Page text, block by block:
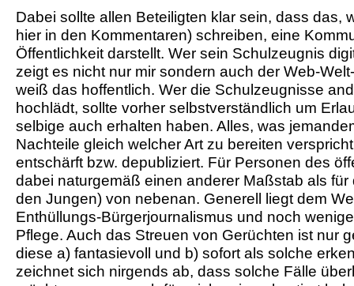
Dabei sollte allen Beteiligten klar sein, dass das,
hier in den Kommentaren) schreiben, eine
Öffentlichkeit darstellt. Wer sein Schulzeugnis
zeigt es nicht nur mir sondern auch der Web-
weiß das hoffentlich. Wer die Schulzeugnisse
hochlädt, sollte vorher selbstverständlich um
selbige auch erhalten haben. Alles, was
Nachteile gleich welcher Art zu bereiten
entschärft bzw. depubliziert. Für Personen des
dabei naturgemäß einen anderer Maßstab als
den Jungen) von nebenan. Generell liegt dem
Enthüllungs-Bürgerjournalismus und noch
Pflege. Auch das Streuen von Gerüchten ist nur
diese a) fantasievoll und b) sofort als solche
zeichnet sich nirgends ab, dass solche Fälle